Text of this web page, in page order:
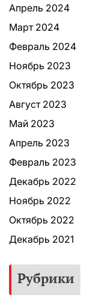
Апрель 2024
Март 2024
Февраль 2024
Ноябрь 2023
Октябрь 2023
Август 2023
Май 2023
Апрель 2023
Февраль 2023
Декабрь 2022
Ноябрь 2022
Октябрь 2022
Декабрь 2021
Рубрики